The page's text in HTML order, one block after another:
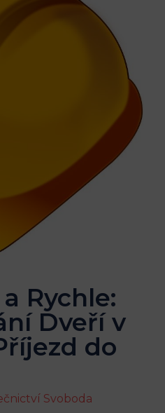
Rychle:
Dveří v
do
Svoboda